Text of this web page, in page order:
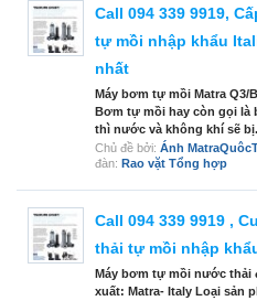
Call 094 339 9919,
tự mồi nhập khẩu
nhất
Máy bơm tự mồi Matra Q3/
Bơm tự mồi hay còn gọi là
thì nước và không khí sẽ
Chủ đề bởi: Ánh
đàn: Rao vặt Tổng hợp
Call 094 339 9919 ,
thải tự mồi nhập
Máy bơm tự mồi nước thải
xuất: Matra- Italy Loại sản